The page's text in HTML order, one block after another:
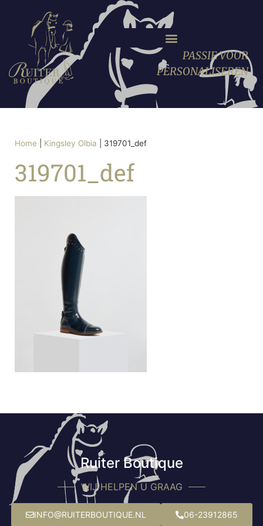
PASSIE VOOR
PERSONALISEREN
Home Kingsley Olbia 319701_def
319701_def
Ruiter Boutique
WIJ HELPEN U GRAAG
INFO@RUITERBOUTIQUE.NL 06-23912865